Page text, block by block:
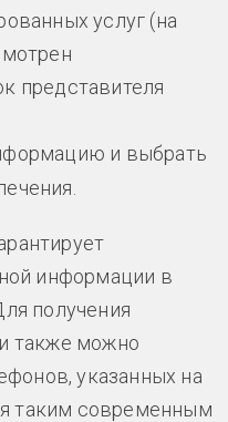
услуг (на
представителя
и выбрать
информации в
получения
также можно
указанных на
таким современным